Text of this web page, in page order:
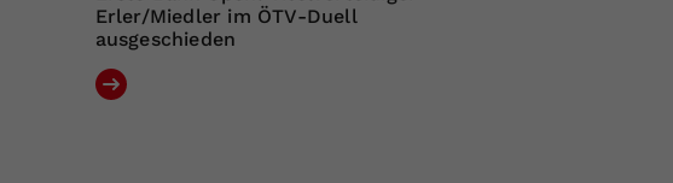
Erler/Miedler im ÖTV-Duell
ausgeschieden